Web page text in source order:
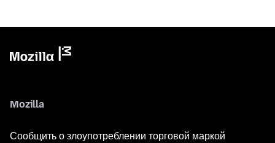
Mozilla
Сообщить о злоупотреблении торговой маркой